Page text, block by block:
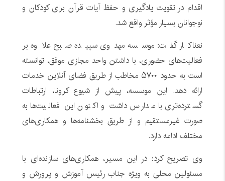
اقدام در تقویت یادگیری و حفظ آیات قرآن برای کودکان و
نوجوانان بسیار مؤثر واقع شد.
نعناکار گفت: موسسه مهدوی سپیده صبح علاوه بر
فعالیت‌های حضوری، با داشتن واحد مجازی موفق، توانسته
است به حدود ۵۷۰۰ مخاطب از طریق فضای آنلاین خدمات
ارائه دهد. این موسسه، پیش از شیوع کرونا، ارتباطات
گسترده‌تری با مدارس داشت و اکنون این فعالیت‌ها به
صورت غیرمستقیم و از طریق بخشنامه‌ها و همکاری‌های
مختلف ادامه دارد.
وی تصریح کرد: در این مسیر، همکاری‌های سازنده‌ای با
مسئولین محلی به ویژه جناب رئیس آموزش و پرورش و